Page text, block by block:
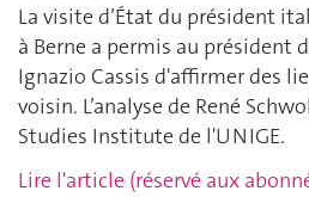
La visite d’État du président
à Berne a permis au président
Ignazio Cassis d'affirmer des
voisin. L’analyse de René
Studies Institute de l'UNIGE.
Lire l'article (réservé aux